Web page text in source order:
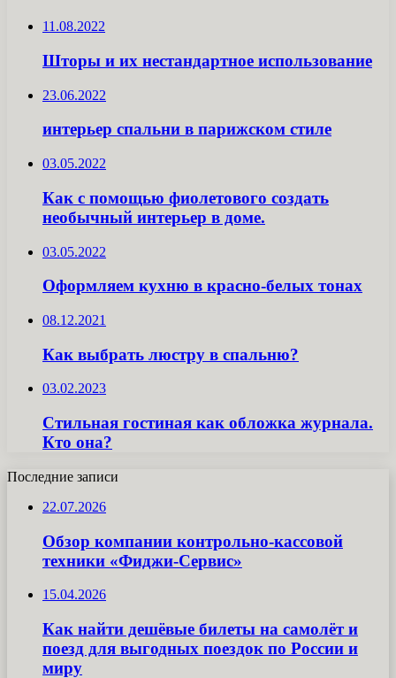
11.08.2022
Шторы и их нестандартное использование
23.06.2022
интерьер спальни в парижском стиле
03.05.2022
Как с помощью фиолетового создать
необычный интерьер в доме.
03.05.2022
Оформляем кухню в красно-белых тонах
08.12.2021
Как выбрать люстру в спальню?
03.02.2023
Стильная гостиная как обложка журнала.
Кто она?
Последние записи
22.07.2026
Обзор компании контрольно-кассовой
техники «Фиджи-Сервис»
15.04.2026
Как найти дешёвые билеты на самолёт и
поезд для выгодных поездок по России и
миру